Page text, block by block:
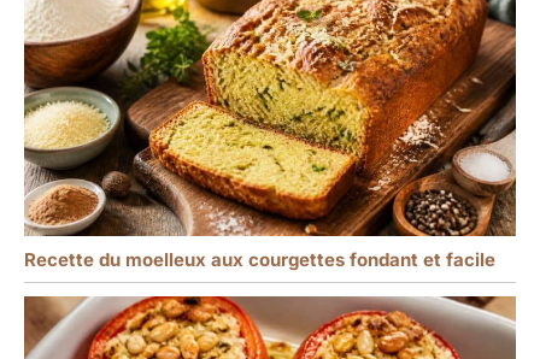
apportez une bonne
ambiance estivale à vos
proches.
Recette du moelleux aux courgettes fondant et facile